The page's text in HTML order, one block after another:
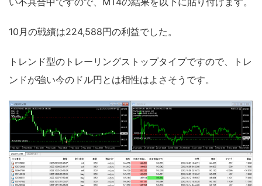
10月の戦績は224,588円の利益でした。
トレンド型のトレーリングストップタイプですので、トレ
ンドが強い今のドル円とは相性はよさそうです。